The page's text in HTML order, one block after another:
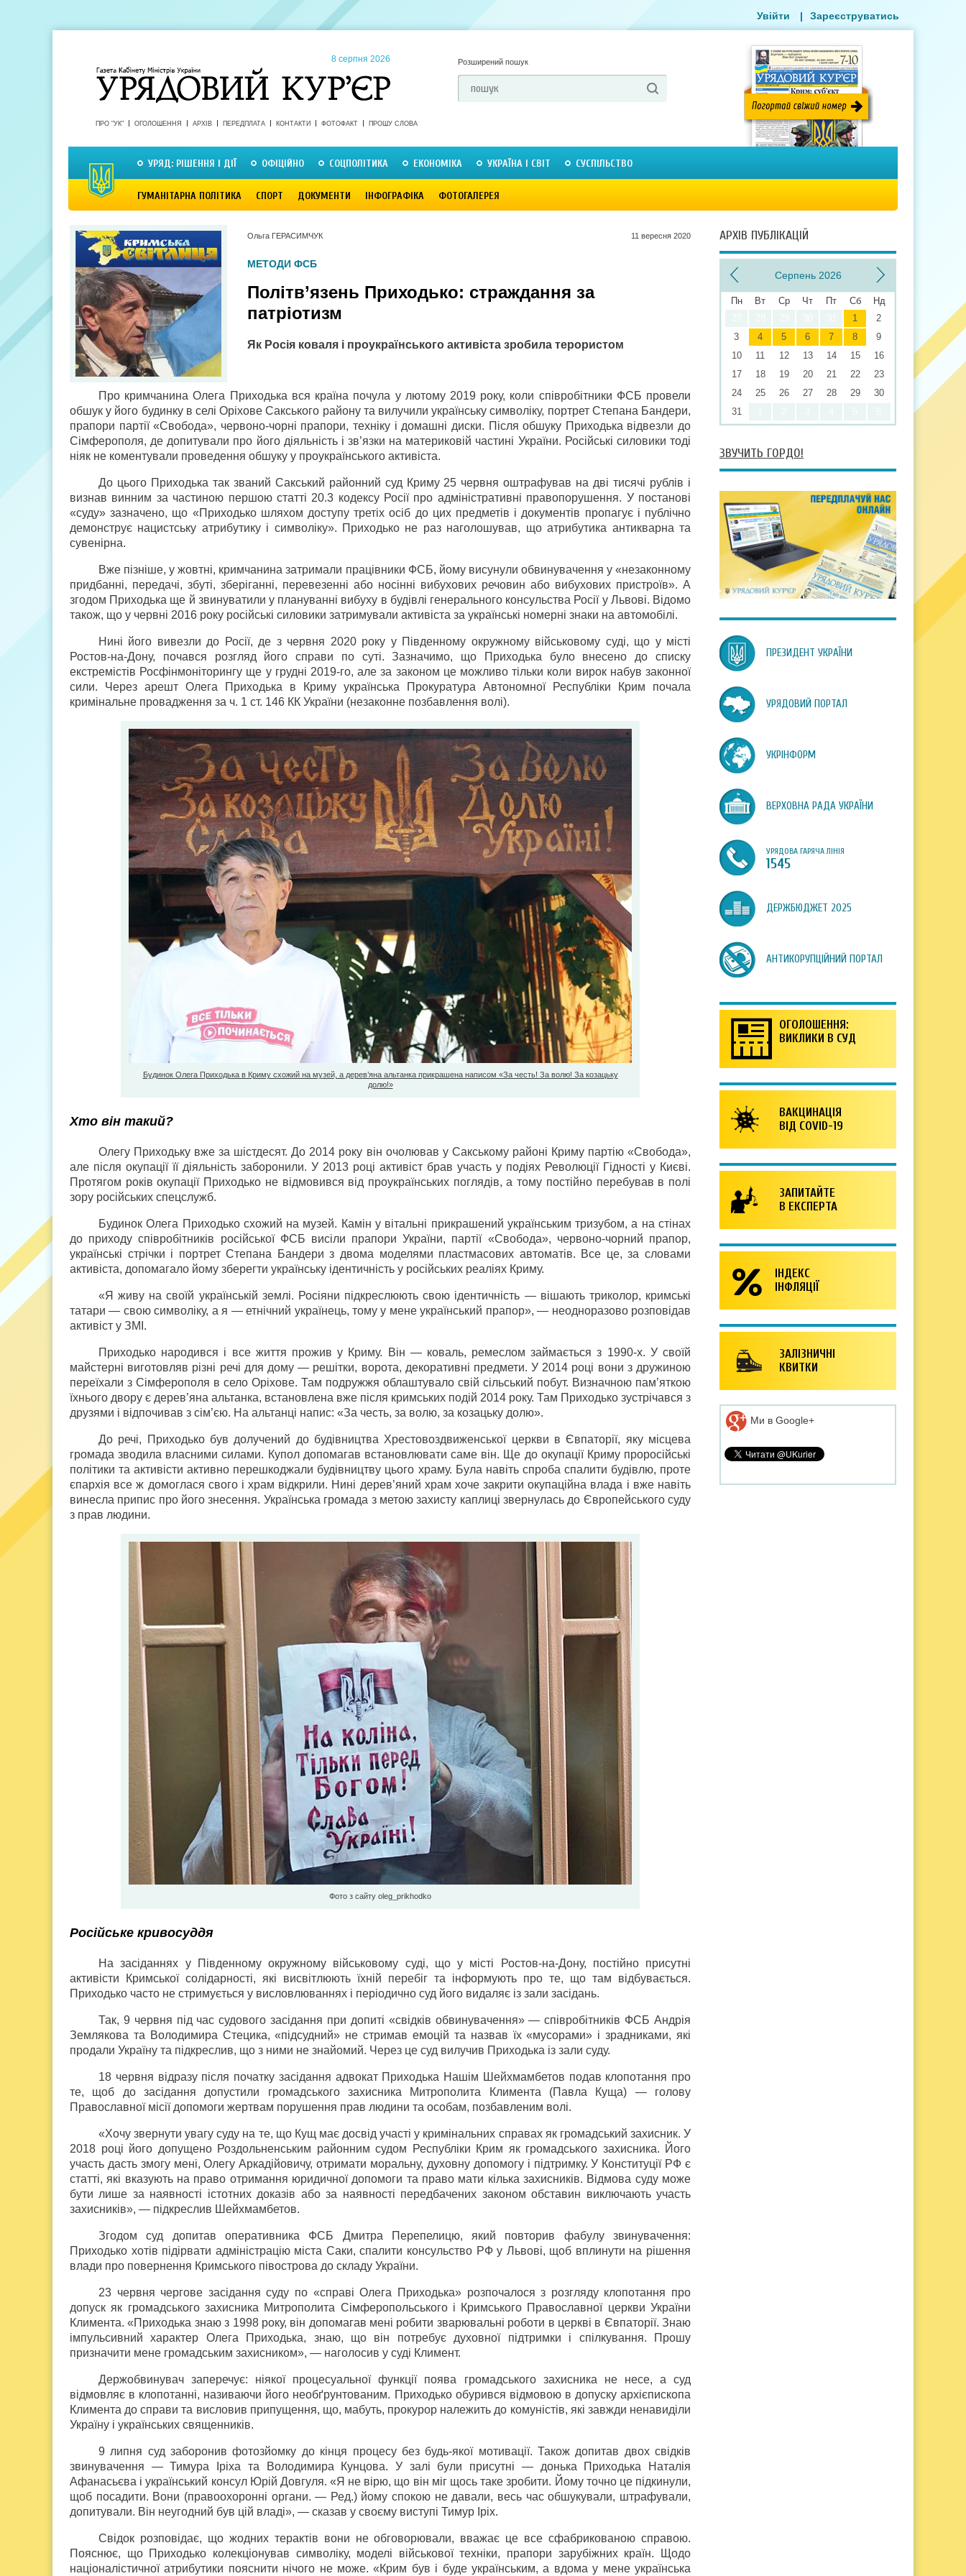
8 серпня 2026 Розширений пошук
ПРО "УК" ОГОЛОШЕННЯ АРХІВ ПЕРЕДПЛАТА КОНТАКТИ ФОТОФАКТ ПРОШУ СЛОВА
УРЯД: РІШЕННЯ І ДІЇ ОФІЦІЙНО СОЦПОЛІТИКА ЕКОНОМІКА УКРАЇНА І СВІТ СУСПІЛЬСТВО
ГУМАНІТАРНА ПОЛІТИКА СПОРТ ДОКУМЕНТИ ІНФОГРАФІКА ФОТОГАЛЕРЕЯ
Увійти | Зареєструватись
Ольга ГЕРАСИМЧУК 11 вересня 2020
МЕТОДИ ФСБ
Політв’язень Приходько: страждання за
патріотизм
Як Росія коваля і проукраїнського активіста зробила терористом
Про кримчанина Олега Приходька вся країна почула у лютому 2019 року, коли співробітники ФСБ провели
обшук у його будинку в селі Оріхове Сакського району та вилучили українську символіку, портрет Степана Бандери,
прапори партії «Свобода», червоно-чорні прапори, техніку і домашні диски. Після обшуку Приходька відвезли до
Сімферополя, де допитували про його діяльність і зв’язки на материковій частині України. Російські силовики тоді
ніяк не коментували проведення обшуку у проукраїнського активіста.
До цього Приходька так званий Сакський районний суд Криму 25 червня оштрафував на дві тисячі рублів і
визнав винним за частиною першою статті 20.3 кодексу Росії про адміністративні правопорушення. У постанові
«суду» зазначено, що «Приходько шляхом доступу третіх осіб до цих предметів і документів пропагує і публічно
демонструє нацистську атрибутику і символіку». Приходько не раз наголошував, що атрибутика антикварна та
сувенірна.
Вже пізніше, у жовтні, кримчанина затримали працівники ФСБ, йому висунули обвинувачення у «незаконному
придбанні, передачі, збуті, зберіганні, перевезенні або носінні вибухових речовин або вибухових пристроїв». А
згодом Приходька ще й звинуватили у плануванні вибуху в будівлі генерального консульства Росії у Львові. Відомо
також, що у червні 2016 року російські силовики затримували активіста за українські номерні знаки на автомобілі.
Нині його вивезли до Росії, де з червня 2020 року у Південному окружному військовому суді, що у місті
Ростов-на-Дону, почався розгляд його справи по суті. Зазначимо, що Приходька було внесено до списку
екстремістів Росфінмоніторингу ще у грудні 2019-го, але за законом це можливо тільки коли вирок набув законної
сили. Через арешт Олега Приходька в Криму українська Прокуратура Автономної Республіки Крим почала
кримінальне провадження за ч. 1 ст. 146 КК України (незаконне позбавлення волі).
Будинок Олега Приходька в Криму схожий на музей, а дерев’яна альтанка прикрашена написом «За честь! За волю! За козацьку
долю!»
Хто він такий?
Олегу Приходьку вже за шістдесят. До 2014 року він очолював у Сакському районі Криму партію «Свобода»,
але після окупації її діяльність заборонили. У 2013 році активіст брав участь у подіях Революції Гідності у Києві.
Протягом років окупації Приходько не відмовився від проукраїнських поглядів, а тому постійно перебував в полі
зору російських спецслужб.
Будинок Олега Приходько схожий на музей. Камін у вітальні прикрашений українським тризубом, а на стінах
до приходу співробітників російської ФСБ висіли прапори України, партії «Свобода», червоно-чорний прапор,
українські стрічки і портрет Степана Бандери з двома моделями пластмасових автоматів. Все це, за словами
активіста, допомагало йому зберегти українську ідентичність у російських реаліях Криму.
«Я живу на своїй українській землі. Росіяни підкреслюють свою ідентичність — вішають триколор, кримські
татари — свою символіку, а я — етнічний українець, тому у мене український прапор», — неодноразово розповідав
активіст у ЗМІ.
Приходько народився і все життя прожив у Криму. Він — коваль, ремеслом займається з 1990-х. У своїй
майстерні виготовляв різні речі для дому — решітки, ворота, декоративні предмети. У 2014 році вони з дружиною
переїхали з Сімферополя в село Оріхове. Там подружжя облаштувало свій сільський побут. Визначною пам’яткою
їхнього двору є дерев’яна альтанка, встановлена вже після кримських подій 2014 року. Там Приходько зустрічався з
друзями і відпочивав з сім’єю. На альтанці напис: «За честь, за волю, за козацьку долю».
До речі, Приходько був долучений до будівництва Хрестовоздвиженської церкви в Євпаторії, яку місцева
громада зводила власними силами. Купол допомагав встановлювати саме він. Ще до окупації Криму проросійські
політики та активісти активно перешкоджали будівництву цього храму. Була навіть спроба спалити будівлю, проте
єпархія все ж домоглася свого і храм відкрили. Нині дерев’яний храм хоче закрити окупаційна влада і вже навіть
винесла припис про його знесення. Українська громада з метою захисту каплиці звернулась до Європейського суду
з прав людини.
Фото з сайту oleg_prikhodko
Російське кривосуддя
На засіданнях у Південному окружному військовому суді, що у місті Ростов-на-Дону, постійно присутні
активісти Кримської солідарності, які висвітлюють їхній перебіг та інформують про те, що там відбувається.
Приходько часто не стримується у висловлюваннях і періодично суд його видаляє із зали засідань.
Так, 9 червня під час судового засідання при допиті «свідків обвинувачення» — співробітників ФСБ Андрія
Землякова та Володимира Стецика, «підсудний» не стримав емоцій та назвав їх «мусорами» і зрадниками, які
продали Україну та підкреслив, що з ними не знайомий. Через це суд вилучив Приходька із зали суду.
18 червня відразу після початку засідання адвокат Приходька Нашім Шейхмамбетов подав клопотання про
те, щоб до засідання допустили громадського захисника Митрополита Климента (Павла Куща) — голову
Православної місії допомоги жертвам порушення прав людини та особам, позбавленим волі.
«Хочу звернути увагу суду на те, що Кущ має досвід участі у кримінальних справах як громадський захисник. У
2018 році його допущено Роздольненським районним судом Республіки Крим як громадського захисника. Його
участь дасть змогу мені, Олегу Аркадійовичу, отримати моральну, духовну допомогу і підтримку. У Конституції РФ є
статті, які вказують на право отримання юридичної допомоги та право мати кілька захисників. Відмова суду може
бути лише за наявності істотних доказів або за наявності передбачених законом обставин виключають участь
захисників», — підкреслив Шейхмамбетов.
Згодом суд допитав оперативника ФСБ Дмитра Перепелицю, який повторив фабулу звинувачення:
Приходько хотів підірвати адміністрацію міста Саки, спалити консульство РФ у Львові, щоб вплинути на рішення
влади про повернення Кримського півострова до складу України.
23 червня чергове засідання суду по «справі Олега Приходька» розпочалося з розгляду клопотання про
допуск як громадського захисника Митрополита Сімферопольського і Кримського Православної церкви України
Климента. «Приходька знаю з 1998 року, він допомагав мені робити зварювальні роботи в церкві в Євпаторії. Знаю
імпульсивний характер Олега Приходька, знаю, що він потребує духовної підтримки і спілкування. Прошу
призначити мене громадським захисником», — наголосив у суді Климент.
Держобвинувач заперечує: ніякої процесуальної функції поява громадського захисника не несе, а суд
відмовляє в клопотанні, називаючи його необґрунтованим. Приходько обурився відмовою в допуску архієпископа
Климента до справи та висловив припущення, що, мабуть, прокурор належить до комуністів, які завжди ненавиділи
Україну і українських священників.
9 липня суд заборонив фотозйомку до кінця процесу без будь-якої мотивації. Також допитав двох свідків
звинувачення — Тимура Іріха та Володимира Кунцова. У залі були присутні — донька Приходька Наталія
Афанасьєва і український консул Юрій Довгуля. «Я не вірю, що він міг щось таке зробити. Йому точно це підкинули,
щоб посадити. Вони (правоохоронні органи. — Ред.) йому спокою не давали, весь час обшукували, штрафували,
допитували. Він неугодний був цій владі», — сказав у своєму виступі Тимур Іріх.
Свідок розповідає, що жодних терактів вони не обговорювали, вважає це все сфабрикованою справою.
Пояснює, що Приходько колекціонував символіку, моделі військової техніки, прапори зарубіжних країн. Щодо
націоналістичної атрибутики пояснити нічого не може. «Крим був і буде українським, а вдома у мене українська
АРХІВ ПУБЛІКАЦІЙ
Серпень 2026
Пн Вт Ср Чт Пт Сб
Нд
1
2
3
4 5 6 7 8
9
10
11 12 13 14 15
16
17
18 19 20 21 22
23
24
25 26 27 28 29
30
31
ЗВУЧИТЬ ГОРДО!
ПРЕЗИДЕНТ УКРАЇНИ
УРЯДОВИЙ ПОРТАЛ
УКРІНФОРМ
ВЕРХОВНА РАДА УКРАЇНИ
УРЯДОВА ГАРЯЧА ЛІНІЯ
1545
ДЕРЖБЮДЖЕТ 2025
АНТИКОРУПЦІЙНИЙ ПОРТАЛ
ОГОЛОШЕННЯ:
ВИКЛИКИ В СУД
ВАКЦИНАЦІЯ
ВІД COVID-19
ЗАПИТАЙТЕ
В ЕКСПЕРТА
ІНДЕКС
ІНФЛЯЦІЇ
ЗАЛІЗНИЧНІ
КВИТКИ
Ми в Google+